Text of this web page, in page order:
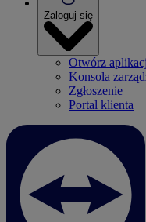
Zaloguj się
Otwórz
Konsola
Zgłoszenie
Portal klienta